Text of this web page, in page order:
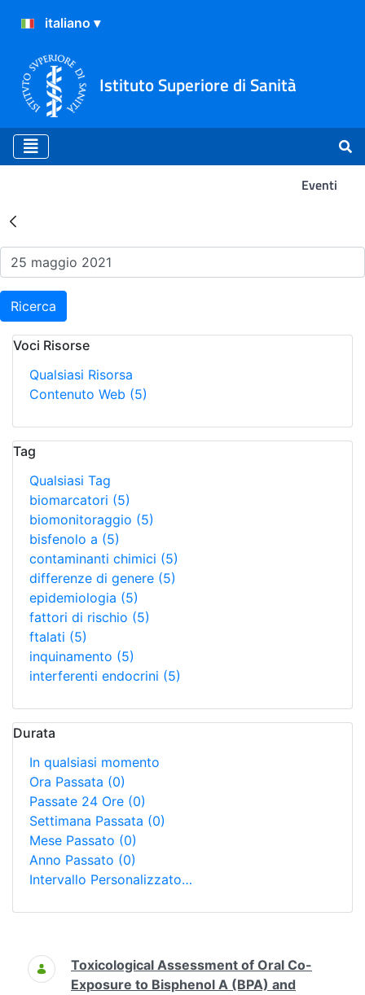
Istituto Superiore di Sanità
Eventi
Risultati della Ricerca -
Ricerca
Voci Risorse
Qualsiasi Risorsa
Contenuto Web (5)
Tag
Qualsiasi Tag
biomarcatori (5)
biomonitoraggio (5)
bisfenolo a (5)
contaminanti chimici (5)
differenze di genere (5)
epidemiologia (5)
fattori di rischio (5)
ftalati (5)
inquinamento (5)
interferenti endocrini (5)
Durata
In qualsiasi momento
Ora Passata (0)
Passate 24 Ore (0)
Settimana Passata (0)
Mese Passato (0)
Anno Passato (0)
Intervallo Personalizzato…
Ricerca
Toxicological Assessment of Oral Co-
Exposure to Bisphenol A (BPA) and